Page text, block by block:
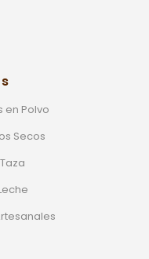
en Polvo
Secos